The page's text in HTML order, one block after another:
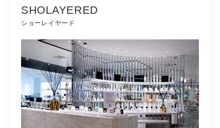
SHOLAYERED
ショーレイヤード